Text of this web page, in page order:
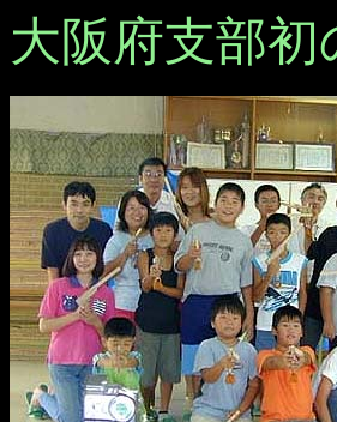
大阪府支部